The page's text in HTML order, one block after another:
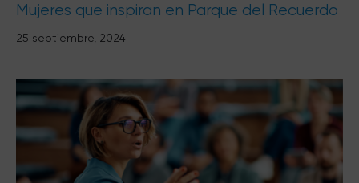
Mujeres que inspiran en Parque del Recuerdo
25 septiembre, 2024